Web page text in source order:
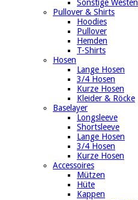
Sonstige Westen
Pullover & Shirts
Hoodies
Pullover
Hemden
T-Shirts
Hosen
Lange Hosen
3/4 Hosen
Kurze Hosen
Kleider & Röcke
Baselayer
Longsleeve
Shortsleeve
Lange Hosen
3/4 Hosen
Kurze Hosen
Accessoires
Mützen
Hüte
Kappen